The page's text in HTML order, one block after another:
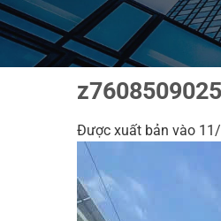
Được xuất bản vào